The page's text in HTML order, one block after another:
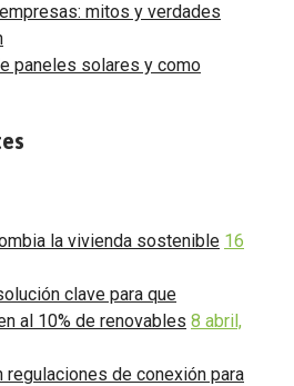
mitos y verdades
paneles solares y como
la vivienda sostenible 16
clave para que
al 10% de renovables 8 abril,
regulaciones de conexión para